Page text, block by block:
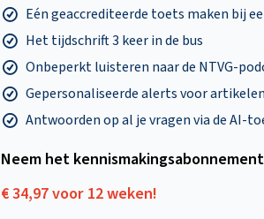
Eén geaccrediteerde toets maken bij
Het tijdschrift 3 keer in de bus
Onbeperkt luisteren naar de NTVG-
Gepersonaliseerde alerts voor
Antwoorden op al je vragen via de AI-
Neem het kennismakings­abonnement
€ 34,97 voor 12 weken!